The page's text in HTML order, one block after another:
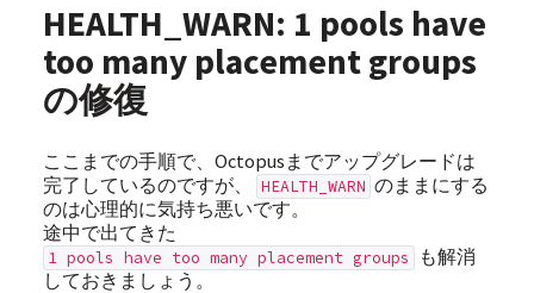
HEALTH_WARN: 1 pools have
too many placement groups
の修復
ここまでの手順で、Octopusまでアップグレードは
完了しているのですが、
HEALTH_WARN のままにする
のは心理的に気持ち悪いです。
途中で出てきた
1 pools have too many placement groups
も解消
しておきましょう。